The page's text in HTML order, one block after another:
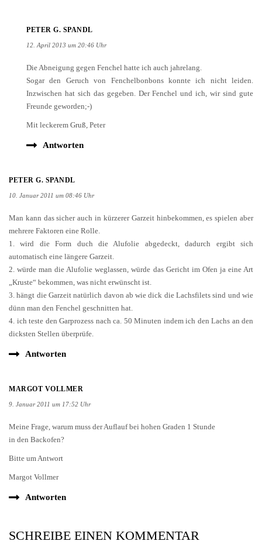
PETER G. SPANDL
12. April 2013 um 20:46 Uhr
Die Abneigung gegen Fenchel hatte ich auch jahrelang.
Sogar den Geruch von Fenchelbonbons konnte ich nicht leiden.
Inzwischen hat sich das gegeben. Der Fenchel und ich, wir sind gute
Freunde geworden;-)
Mit leckerem Gruß, Peter
Antworten
PETER G. SPANDL
10. Januar 2011 um 08:46 Uhr
Man kann das sicher auch in kürzerer Garzeit hinbekommen, es spielen aber
mehrere Faktoren eine Rolle.
1. wird die Form duch die Alufolie abgedeckt, dadurch ergibt sich
automatisch eine längere Garzeit.
2. würde man die Alufolie weglassen, würde das Gericht im Ofen ja eine Art
„Kruste“ bekommen, was nicht erwünscht ist.
3. hängt die Garzeit natürlich davon ab wie dick die Lachsfilets sind und wie
dünn man den Fenchel geschnitten hat.
4. ich teste den Garprozess nach ca. 50 Minuten indem ich den Lachs an den
dicksten Stellen überprüfe.
Antworten
MARGOT VOLLMER
9. Januar 2011 um 17:52 Uhr
Meine Frage, warum muss der Auflauf bei hohen Graden 1 Stunde
in den Backofen?
Bitte um Antwort
Margot Vollmer
Antworten
SCHREIBE EINEN KOMMENTAR